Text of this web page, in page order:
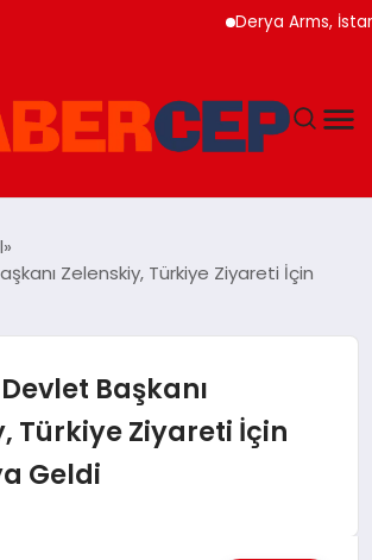
Derya Arms,
Zelenskiy, Türkiye Ziyareti İçin
Başkanı
Türkiye Ziyareti İçin
Geldi